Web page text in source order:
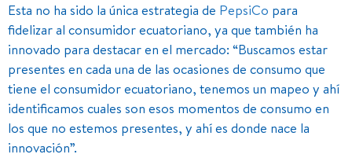
Esta no ha sido la única estrategia de PepsiCo para
fidelizar al consumidor ecuatoriano, ya que también ha
innovado para destacar en el mercado: “Buscamos estar
presentes en cada una de las ocasiones de consumo que
tiene el consumidor ecuatoriano, tenemos un mapeo y ahí
identificamos cuales son esos momentos de consumo en
los que no estemos presentes, y ahí es donde nace la
innovación”.